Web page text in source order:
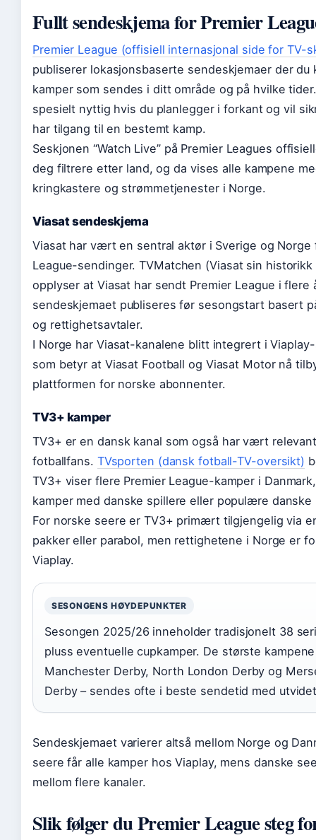
Fullt sendeskjema for Premier
Premier League (offisiell internasjonal side for TV-
publiserer lokasjonsbaserte sendeskjemaer der du
kamper som sendes i ditt område og på hvilke
spesielt nyttig hvis du planlegger i forkant og vil
har tilgang til en bestemt kamp.
Seskjonen “Watch Live” på Premier Leagues
deg filtrere etter land, og da vises alle kampene
kringkastere og strømmetjenester i Norge.
Viasat sendeskjema
Viasat har vært en sentral aktør i Sverige og Norge
League-sendinger. TVMatchen (Viasat sin
opplyser at Viasat har sendt Premier League i flere
sendeskjemaet publiseres før sesongstart basert
og rettighetsavtaler.
I Norge har Viasat-kanalene blitt integrert i
som betyr at Viasat Football og Viasat Motor nå
plattformen for norske abonnenter.
TV3+ kamper
TV3+ er en dansk kanal som også har vært
fotballfans. TVsporten (dansk fotball-TV-oversikt)
TV3+ viser flere Premier League-kamper i
kamper med danske spillere eller populære
For norske seere er TV3+ primært tilgjengelig via
pakker eller parabol, men rettighetene i Norge er
Viaplay.
SESONGENS HØYDEPUNKTER
Sesongen 2025/26 inneholder tradisjonelt 38
pluss eventuelle cupkamper. De største
Manchester Derby, North London Derby og
Derby – sendes ofte i beste sendetid med
Sendeskjemaet varierer altså mellom Norge og
seere får alle kamper hos Viaplay, mens danske
mellom flere kanaler.
Slik følger du Premier League steg